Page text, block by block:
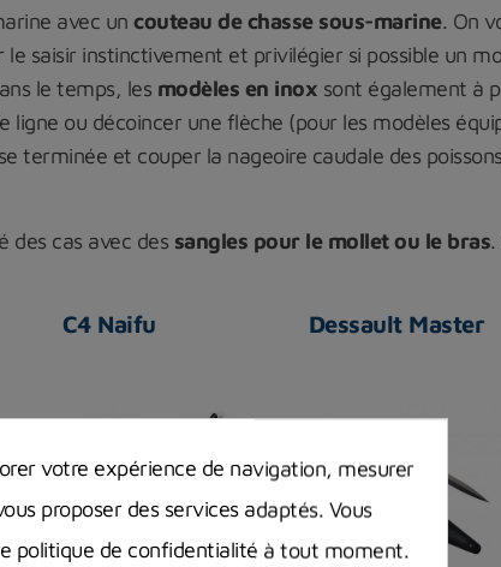
avec uncouteau de chasse sous-marine. On
saisir instinctivement et privilégier si possible un
le temps, les modèles en inox sont également à
ou décoincer une flèche (pour les modèles
terminée et couper la nageoire caudale des
des cas avec des sangles pour le mollet ou le bras.
C4 Naifu Dessault Master
votre expérience de navigation, mesurer
proposer des services adaptés. Vous
politique de confidentialité à tout moment.